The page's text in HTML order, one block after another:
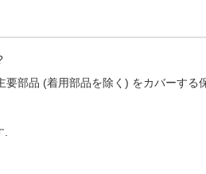
要部品 (着用部品を除く) をカバーす